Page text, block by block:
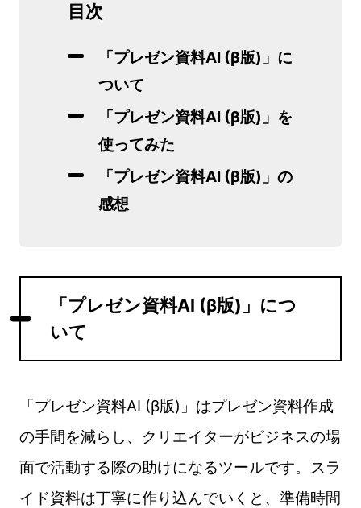
目次
「プレゼン資料AI (β版)」に
ついて
「プレゼン資料AI (β版)」を
使ってみた
「プレゼン資料AI (β版)」の
感想
「プレゼン資料AI (β版)」につ
いて
「プレゼン資料AI (β版)」はプレゼン資料作成
の手間を減らし、クリエイターがビジネスの場
面で活動する際の助けになるツールです。スラ
イド資料は丁寧に作り込んでいくと、準備時間